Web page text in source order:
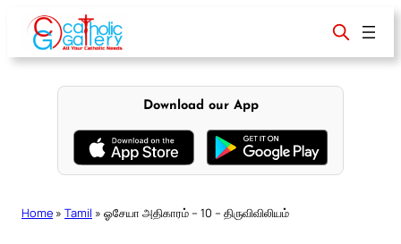
content
Download our App
Home » Tamil » ஓசேயா அதிகாரம் – 10 – திருவிவிலியம்